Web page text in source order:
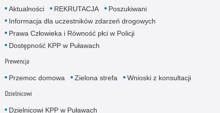
Aktualności REKRUTACJA
Poszukiwani
Informacja dla uczestników zdarzeń drogowych
Prawa Człowieka i Równość płci w Policji
Dostępność KPP w Puławach
Prewencja
Przemoc domowa Zielona strefa Wnioski z konsultacji
Dzielnicowi
Dzielnicowi KPP w Puławach